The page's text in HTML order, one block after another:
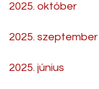
2025. október
2025. szeptember
2025. június